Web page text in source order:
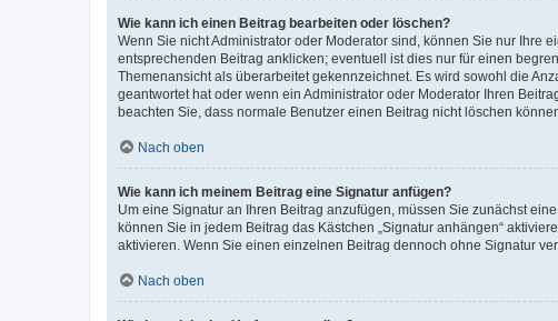
Wie kann ich einen Beitrag bearbeiten oder löschen?
Wenn Sie nicht Administrator oder Moderator sind, können Sie nur Ihre
entsprechenden Beitrag anklicken; eventuell ist dies nur für einen
Themenansicht als überarbeitet gekennzeichnet. Es wird sowohl die
geantwortet hat oder wenn ein Administrator oder Moderator Ihren
beachten Sie, dass normale Benutzer einen Beitrag nicht löschen
Nach oben
Wie kann ich meinem Beitrag eine Signatur anfügen?
Um eine Signatur an Ihren Beitrag anzufügen, müssen Sie zunächst
können Sie in jedem Beitrag das Kästchen „Signatur anhängen“
aktivieren. Wenn Sie einen einzelnen Beitrag dennoch ohne Signatur
Nach oben